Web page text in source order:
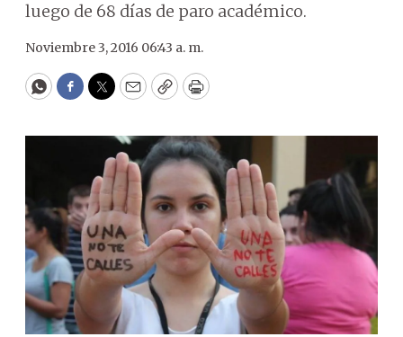
luego de 68 días de paro académico.
Noviembre 3, 2016 06:43 a. m.
WhatsApp
Facebook
Twitter
EmailCopyPrint